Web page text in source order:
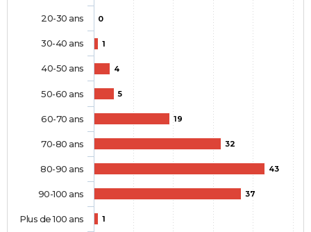
0
1
4
5
19
32
43
37
1
20-30 ans
30-40 ans
40-50 ans
50-60 ans
60-70 ans
70-80 ans
80-90 ans
90-100 ans
Plus de 100 ans